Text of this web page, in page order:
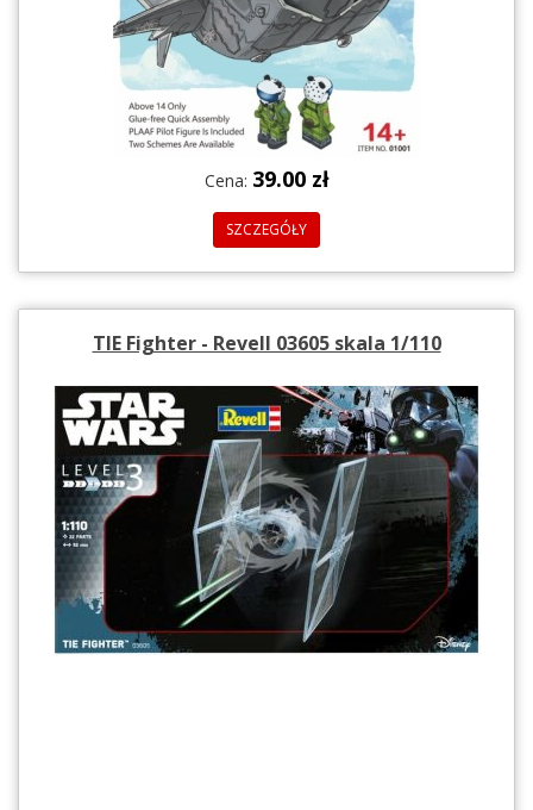
Cena: 39.00 zł
SZCZEGÓŁY
TIE Fighter - Revell 03605 skala 1/110